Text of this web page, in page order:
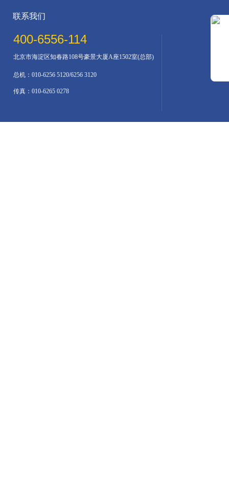
联系我们
北京市海淀区知春路108号豪景大厦A座1502室(总部)
总机：010-6256 5120/6256 3120
传真：010-6265 0278
400-6556-114